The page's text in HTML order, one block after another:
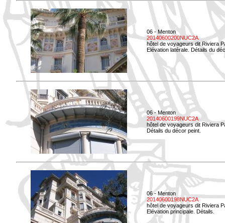
06 - Menton
20140600200NUC2A
hôtel de voyageurs dit Riviera
Elévation latérale. Détails du
06 - Menton
20140600199NUC2A
hôtel de voyageurs dit Riviera
Détails du décor peint.
06 - Menton
20140600198NUC2A
hôtel de voyageurs dit Riviera
Elévation principale. Détails.